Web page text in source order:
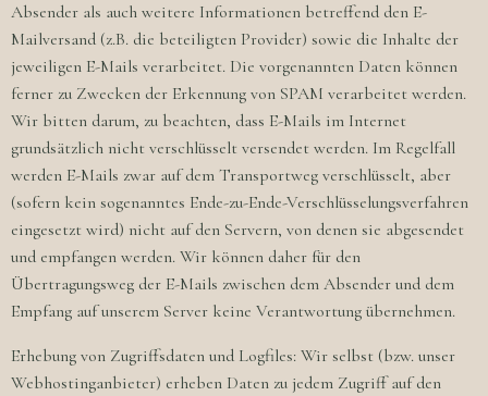
Absender als auch weitere Informationen betreffend den E-
Mailversand (z.B. die beteiligten Provider) sowie die Inhalte der
jeweiligen E-Mails verarbeitet. Die vorgenannten Daten können
ferner zu Zwecken der Erkennung von SPAM verarbeitet werden.
Wir bitten darum, zu beachten, dass E-Mails im Internet
grundsätzlich nicht verschlüsselt versendet werden. Im Regelfall
werden E-Mails zwar auf dem Transportweg verschlüsselt, aber
(sofern kein sogenanntes Ende-zu-Ende-Verschlüsselungsverfahren
eingesetzt wird) nicht auf den Servern, von denen sie abgesendet
und empfangen werden. Wir können daher für den
Übertragungsweg der E-Mails zwischen dem Absender und dem
Empfang auf unserem Server keine Verantwortung übernehmen.
Erhebung von Zugriffsdaten und Logfiles: Wir selbst (bzw. unser
Webhostinganbieter) erheben Daten zu jedem Zugriff auf den